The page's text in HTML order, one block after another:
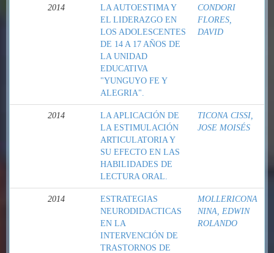
2014
LA AUTOESTIMA Y
EL LIDERAZGO EN
LOS ADOLESCENTES
DE 14 A 17 AÑOS DE
LA UNIDAD
EDUCATIVA
"YUNGUYO FE Y
ALEGRIA".
CONDORI
FLORES,
DAVID
2014
LA APLICACIÓN DE
LA ESTIMULACIÓN
ARTICULATORIA Y
SU EFECTO EN LAS
HABILIDADES DE
LECTURA ORAL.
TICONA CISSI,
JOSE MOISÉS
2014
ESTRATEGIAS
NEURODIDACTICAS
EN LA
INTERVENCIÓN DE
TRASTORNOS DE
MOLLERICONA
NINA, EDWIN
ROLANDO